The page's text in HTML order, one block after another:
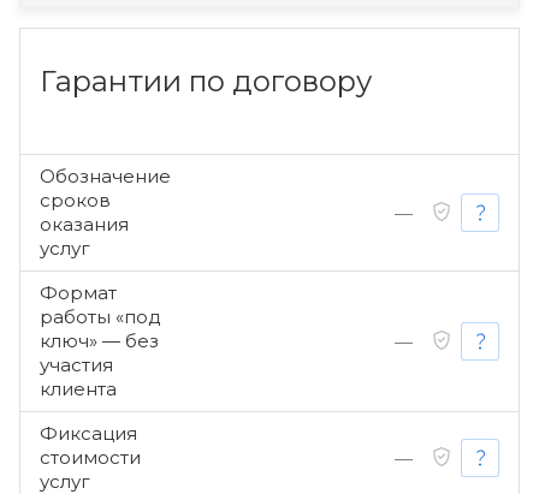
Гарантии по договору
Обозначение
сроков
оказания
услуг
—
Формат
работы «под
ключ» — без
участия
клиента
—
Фиксация
стоимости
услуг
—